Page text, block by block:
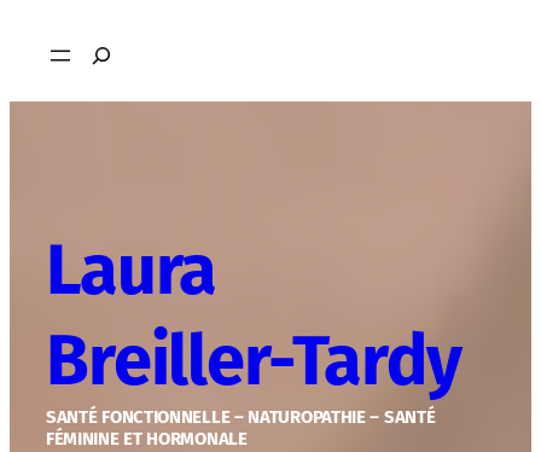
Laura
Breiller-Tardy
SANTÉ FONCTIONNELLE – NATUROPATHIE – SANTÉ
FÉMININE ET HORMONALE